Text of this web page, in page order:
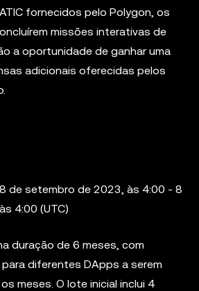
fornecidos pelo Polygon, os
missões interativas de
a oportunidade de ganhar uma
adicionais oferecidas pelos
de setembro de 2023, às 4:00 - 8
4:00 (UTC)
duração de 6 meses, com
diferentes DApps a serem
meses. O lote inicial inclui 4